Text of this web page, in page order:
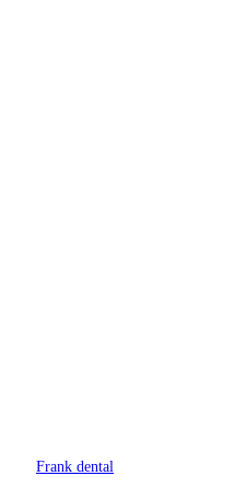
Frank dental